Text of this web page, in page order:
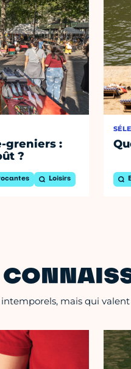
greniers :
?
Loisirs
mais qui